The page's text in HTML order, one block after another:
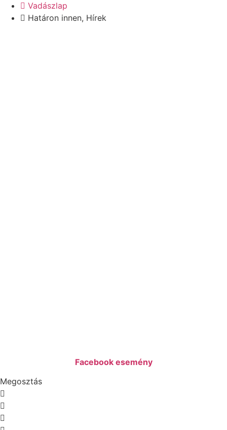
Vadászlap
Határon innen, Hírek
Facebook esemény
Megosztás